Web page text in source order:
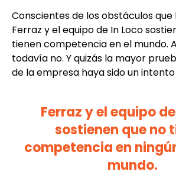
Conscientes de los obstáculos que
Ferraz y el equipo de In Loco
tienen competencia en el mundo.
todavía no. Y quizás la mayor
de la empresa haya sido un intento
Ferraz y el equipo
sostienen que no
competencia en
mundo.